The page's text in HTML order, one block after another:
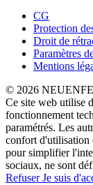
CG
Protection
Droit de
Paramètres
Mentions
© 2026
Ce site web utilise
fonctionnement
paramétrés. Les
confort d'utilisation
pour simplifier
sociaux, ne sont
RefuserJe suis